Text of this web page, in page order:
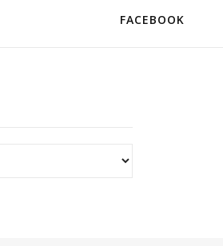
FACEBOOK